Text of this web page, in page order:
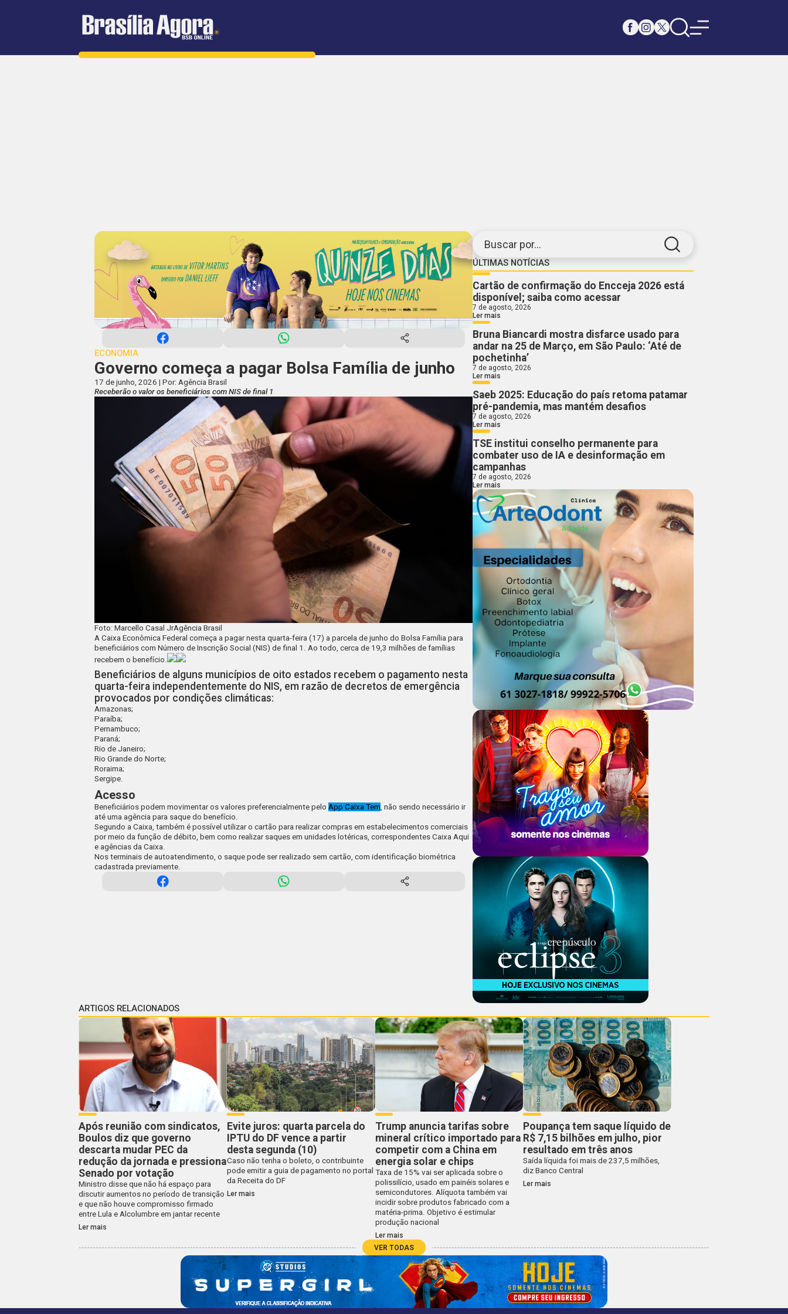
Buscar por...
ÚLTIMAS NOTÍCIAS
Cartão de confirmação do Encceja 2026 está
disponível; saiba como acessar
7 de agosto, 2026
Ler mais
Bruna Biancardi mostra disfarce usado para
andar na 25 de Março, em São Paulo: ‘Até de
pochetinha’
7 de agosto, 2026
Ler mais
Saeb 2025: Educação do país retoma patamar
pré-pandemia, mas mantém desafios
7 de agosto, 2026
Ler mais
TSE institui conselho permanente para
combater uso de IA e desinformação em
campanhas
7 de agosto, 2026
Ler mais
ECONOMIA
Governo começa a pagar Bolsa Família de junho
17 de junho, 2026 | Por: Agência Brasil
Receberão o valor os beneficiários com NIS de final 1
Foto: Marcello Casal JrAgência Brasil
ACaixa Econômica Federal começa a pagar nesta quarta-feira (17) a parcela de junho do Bolsa Família para
beneficiários com Número de Inscrição Social (NIS) de final 1. Ao todo, cerca de 19,3 milhões de famílias
recebem o benefício.
Beneficiários de alguns municípios de oito estados recebem o pagamento nesta
quarta-feira independentemente do NIS, em razão de decretos de emergência
provocados por condições climáticas:
Amazonas;
Paraíba;
Pernambuco;
Paraná;
Rio de Janeiro;
Rio Grande do Norte;
Roraima;
Sergipe.
Acesso
Beneficiários podem movimentar os valores preferencialmente pelo App Caixa Tem , não sendo necessário ir
até uma agência para saque do benefício.
Segundo a Caixa, também é possível utilizar o cartão para realizar compras em estabelecimentos comerciais
por meio da função de débito, bem como realizar saques em unidades lotéricas, correspondentes Caixa Aqui
e agências da Caixa.
Nos terminais de autoatendimento, o saque pode ser realizado sem cartão, com identificação biométrica
cadastrada previamente.
ARTIGOS RELACIONADOS
Após reunião com sindicatos,
Boulos diz que governo
descarta mudar PEC da
redução da jornada e pressiona
Senado por votação
Ministro disse que não há espaço para
discutir aumentos no período de transição
e que não houve compromisso firmado
entre Lula e Alcolumbre em jantar recente
Ler mais
Evite juros: quarta parcela do
IPTU do DF vence a partir
desta segunda (10)
Caso não tenha o boleto, o contribuinte
pode emitir a guia de pagamento no portal
da Receita do DF
Ler mais
Trump anuncia tarifas sobre
mineral crítico importado para
competir com a China em
energia solar e chips
Taxa de 15% vai ser aplicada sobre o
polissilício, usado em painéis solares e
semicondutores. Alíquota também vai
incidir sobre produtos fabricado com a
matéria-prima. Objetivo é estimular
produção nacional
Ler mais
Poupança tem saque líquido de
R$ 7,15 bilhões em julho, pior
resultado em três anos
Saída líquida foi mais de 237,5 milhões,
diz Banco Central
Ler mais
VER TODAS